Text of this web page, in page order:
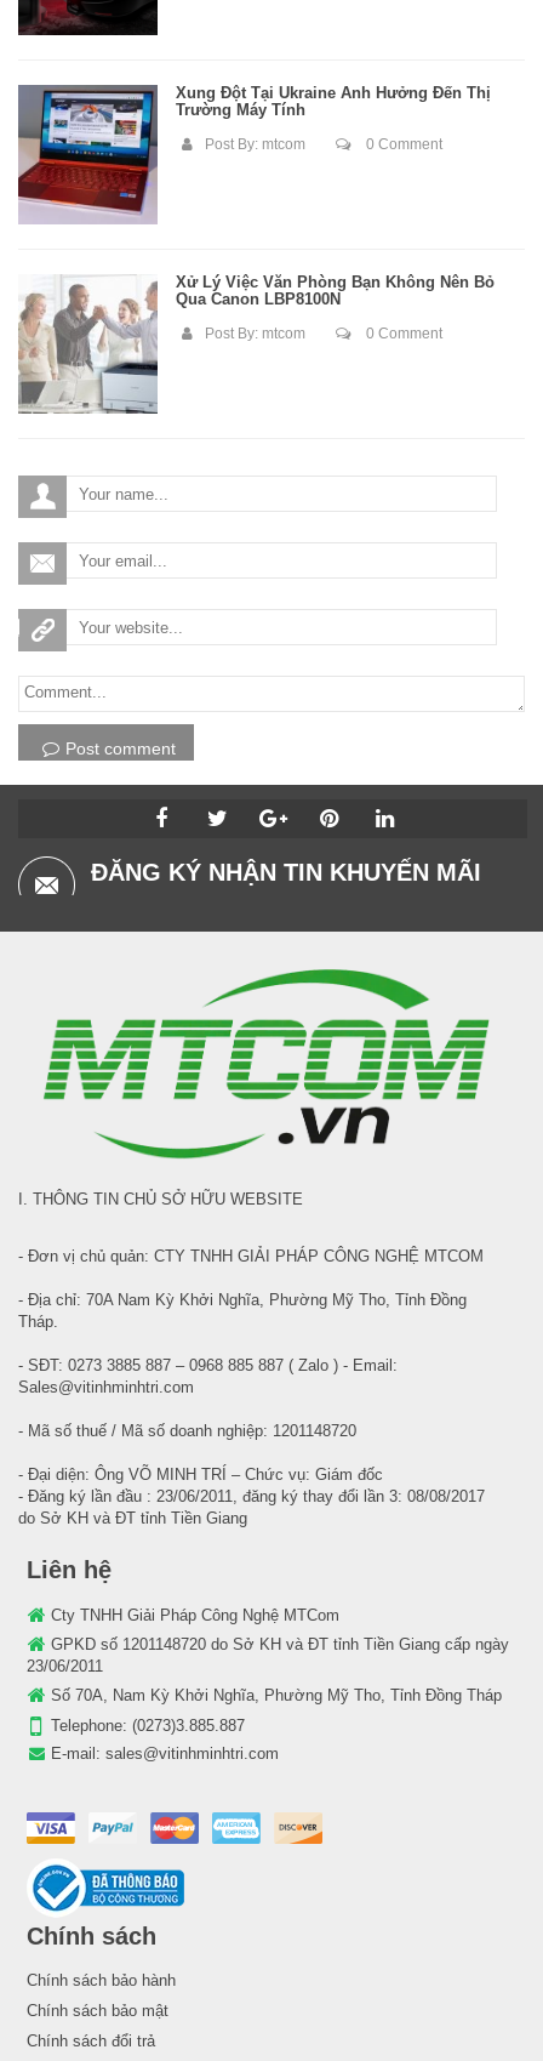
Xung Đột Tại Ukraine Ảnh Hưởng Đến Thị
Trường Máy Tính
Post By: mtcom 0 Comment
Xử Lý Việc Văn Phòng Bạn Không Nên Bỏ
Qua Canon LBP8100N
Post By: mtcom 0 Comment
Post comment
ĐĂNG KÝ NHẬN TIN KHUYẾN MÃI
I. THÔNG TIN CHỦ SỞ HỮU WEBSITE
- Đơn vị chủ quản: CTY TNHH GIẢI PHÁP CÔNG NGHỆ MTCOM
- Địa chỉ: 70A Nam Kỳ Khởi Nghĩa, Phường Mỹ Tho, Tỉnh Đồng
Tháp.
- SĐT: 0273 3885 887 – 0968 885 887 ( Zalo ) - Email:
Sales@vitinhminhtri.com
- Mã số thuế / Mã số doanh nghiệp: 1201148720
- Đại diện: Ông VÕ MINH TRÍ – Chức vụ: Giám đốc
- Đăng ký lần đầu : 23/06/2011, đăng ký thay đổi lần 3: 08/08/2017
do Sở KH và ĐT tỉnh Tiền Giang
Liên hệ
Cty TNHH Giải Pháp Công Nghệ MTCom
GPKD số 1201148720 do Sở KH và ĐT tỉnh Tiền Giang cấp ngày
23/06/2011
Số 70A, Nam Kỳ Khởi Nghĩa, Phường Mỹ Tho, Tỉnh Đồng Tháp
Telephone: (0273)3.885.887
E-mail: sales@vitinhminhtri.com
Chính sách
Chính sách bảo hành
Chính sách bảo mật
Chính sách đổi trả